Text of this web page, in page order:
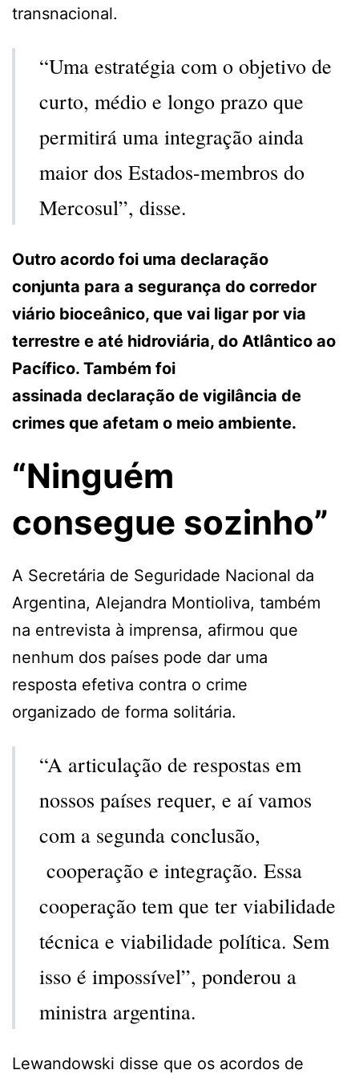
transnacional.
“Uma estratégia com o objetivo de
curto, médio e longo prazo que
permitirá uma integração ainda
maior dos Estados-membros do
Mercosul”, disse.
Outro acordo foi uma declaração
conjunta para a segurança do corredor
viário bioceânico, que vai ligar por via
terrestre e até hidroviária, do Atlântico ao
Pacífico. Também foi
assinada declaração de vigilância de
crimes que afetam o meio ambiente.
“Ninguém
consegue sozinho”
A Secretária de Seguridade Nacional da
Argentina, Alejandra Montioliva, também
na entrevista à imprensa, afirmou que
nenhum dos países pode dar uma
resposta efetiva contra o crime
organizado de forma solitária.
“A articulação de respostas em
nossos países requer, e aí vamos
com a segunda conclusão,
cooperação e integração. Essa
cooperação tem que ter viabilidade
técnica e viabilidade política. Sem
isso é impossível”, ponderou a
ministra argentina.
Lewandowski disse que os acordos de